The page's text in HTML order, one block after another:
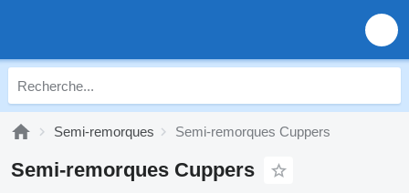
Semi-remorques Semi-remorques Cuppers
Semi-remorques Cuppers